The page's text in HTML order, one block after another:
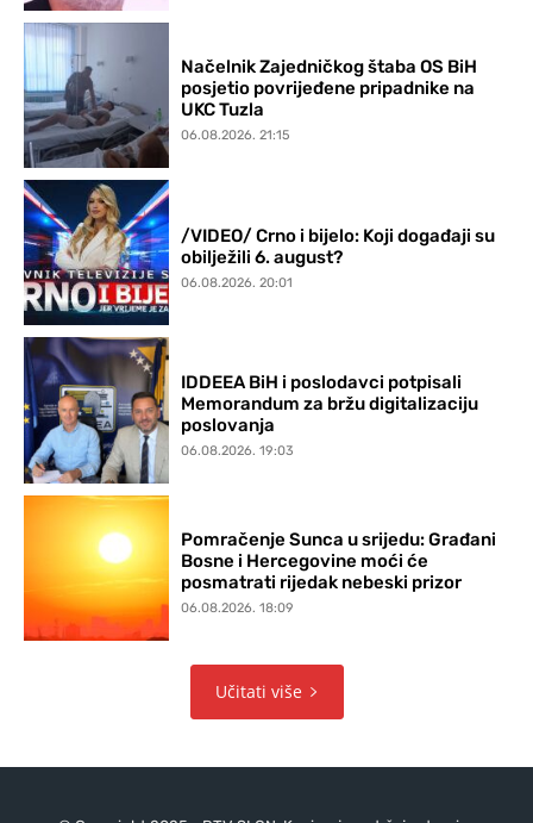
Načelnik Zajedničkog štaba OS BiH
posjetio povrijeđene pripadnike na
UKC Tuzla
06.08.2026. 21:15
/VIDEO/ Crno i bijelo: Koji događaji su
obilježili 6. august?
06.08.2026. 20:01
IDDEEA BiH i poslodavci potpisali
Memorandum za bržu digitalizaciju
poslovanja
06.08.2026. 19:03
Pomračenje Sunca u srijedu: Građani
Bosne i Hercegovine moći će
posmatrati rijedak nebeski prizor
06.08.2026. 18:09
Učitati više